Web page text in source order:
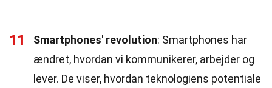
11 Smartphones' revolution: Smartphones har
ændret, hvordan vi kommunikerer, arbejder og
lever. De viser, hvordan teknologiens potentiale